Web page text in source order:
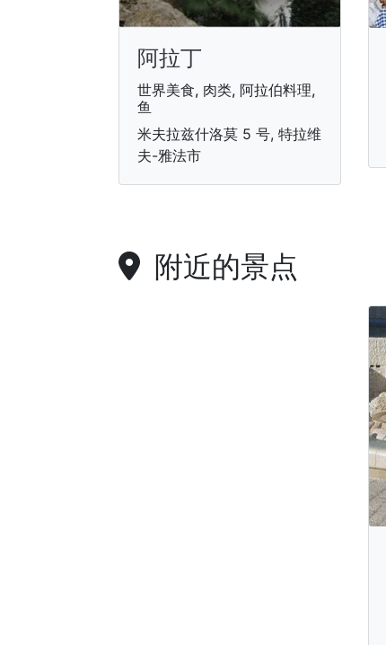
阿拉丁
世界美食, 肉类, 阿拉伯料理,
鱼
米夫拉兹什洛莫 5 号, 特拉维
夫-雅法市
附近的景点